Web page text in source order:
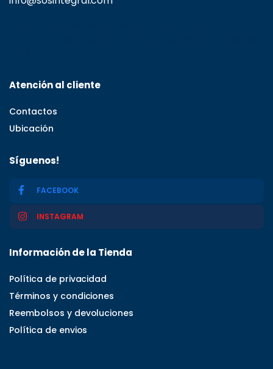
Atención al cliente
Contactos
Ubicación
Síguenos!
FACEBOOK
INSTAGRAM
Información de la Tienda
Política de privacidad
Términos y condiciones
Reembolsos y devoluciones
Política de envios